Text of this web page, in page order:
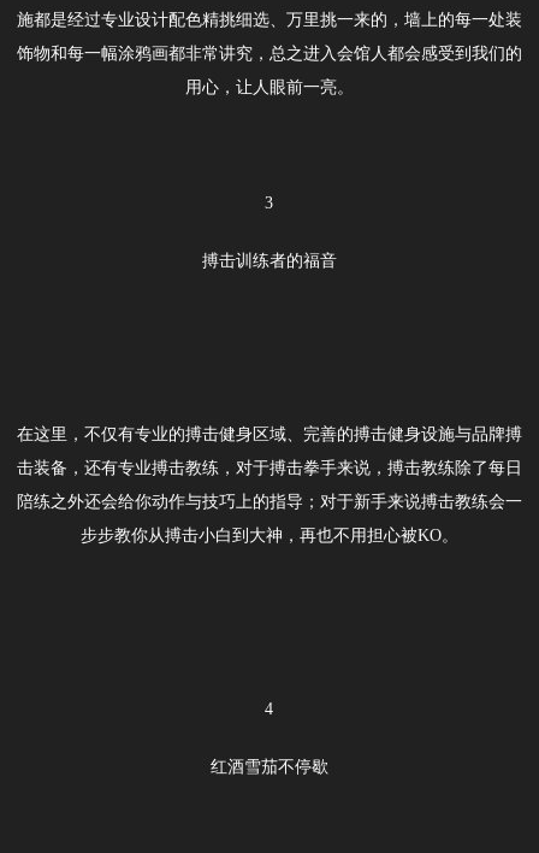
施都是经过专业设计配色精挑细选、万里挑一来的，墙上的每一处装
饰物和每一幅涂鸦画都非常讲究，总之进入会馆人都会感受到我们的
用心，让人眼前一亮。
3
搏击训练者的福音
在这里，不仅有专业的搏击健身区域、完善的搏击健身设施与品牌搏
击装备，还有专业搏击教练，对于搏击拳手来说，搏击教练除了每日
陪练之外还会给你动作与技巧上的指导；对于新手来说搏击教练会一
步步教你从搏击小白到大神，再也不用担心被KO。
4
红酒雪茄不停歇